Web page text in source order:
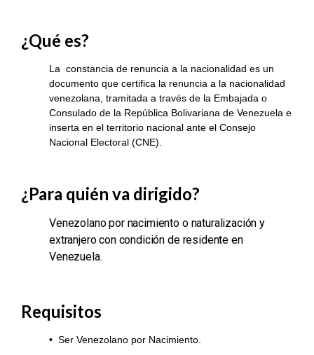
¿Qué es?
La constancia de renuncia a la nacionalidad es un
documento que certifica la renuncia a la nacionalidad
venezolana, tramitada a través de la Embajada o
Consulado de la República Bolivariana de Venezuela e
inserta en el territorio nacional ante el Consejo
Nacional Electoral (CNE).
¿Para quién va dirigido?
Venezolano por nacimiento o naturalización y
extranjero con condición de residente en
Venezuela.
Requisitos
• Ser Venezolano por Nacimiento.